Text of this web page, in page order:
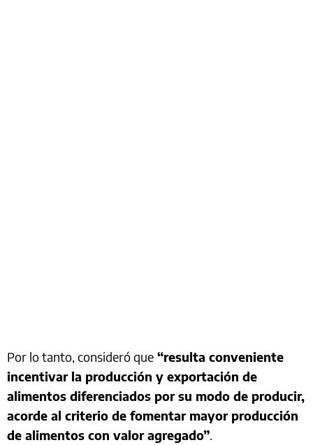
Por lo tanto, consideró que “resulta conveniente
incentivar la producción y exportación de
alimentos diferenciados por su modo de producir,
acorde al criterio de fomentar mayor producción
de alimentos con valor agregado”.